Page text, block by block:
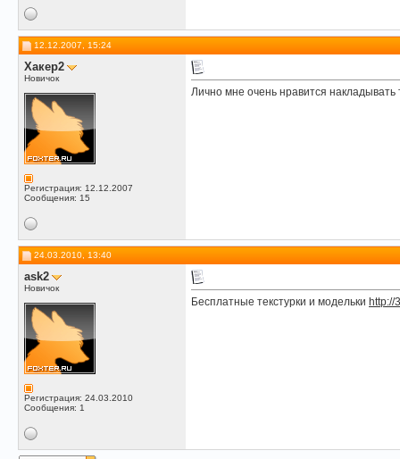
12.12.2007, 15:24
Хакер2
Новичок
Регистрация: 12.12.2007
Сообщения: 15
Лично мне очень нравится накладывать
24.03.2010, 13:40
ask2
Новичок
Регистрация: 24.03.2010
Сообщения: 1
Бесплатные текстурки и модельки http://